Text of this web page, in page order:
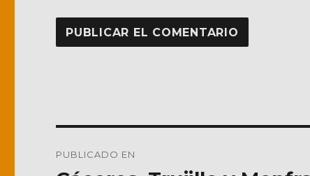
de
PUBLICADO EN